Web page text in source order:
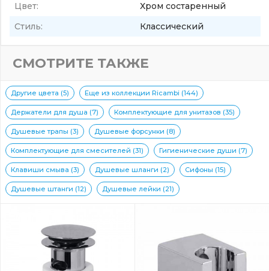
Цвет:
Хром состаренный
Стиль:
Классический
СМОТРИТЕ ТАКЖЕ
Другие цвета (5) Еще из коллекции Ricambi (144)
Держатели для душа (7) Комплектующие для унитазов (35)
Душевые трапы (3) Душевые форсунки (8)
Комплектующие для смесителей (31) Гигиенические души (7)
Клавиши смыва (3) Душевые шланги (2) Сифоны (15)
Душевые штанги (12) Душевые лейки (21)